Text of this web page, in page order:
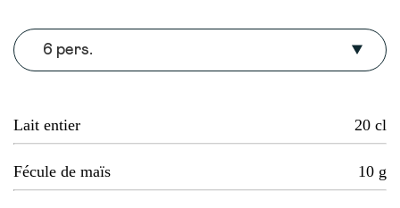
6 pers.
Lait entier 20 cl
Fécule de maïs 10 g